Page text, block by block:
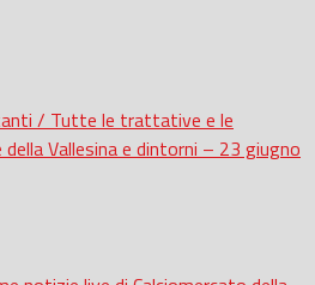
/ Tutte le trattative e le
Vallesina e dintorni – 23 giugno